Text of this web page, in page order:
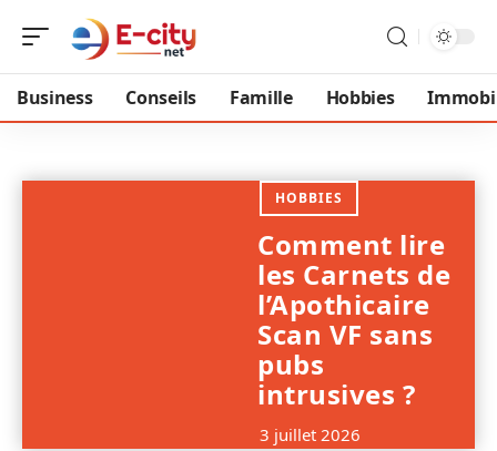
Business Conseils Famille Hobbies
HOBBIES
Comment lire
les Carnets de
l’Apothicaire
Scan VF sans
pubs
intrusives ?
3 juillet 2026